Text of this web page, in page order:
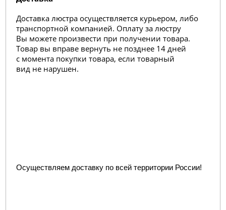
Доставка люстра осуществляется курьером, либо
транспортной компанией. Оплату за люстру
Вы можете произвести при получении товара.
Товар вы вправе вернуть не позднее 14 дней
с момента покупки товара, если товарный
вид не нарушен.
Осуществляем доставку по всей территории России!